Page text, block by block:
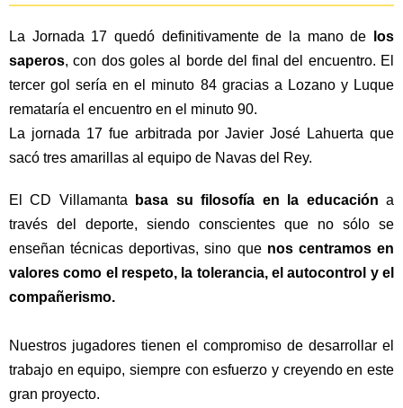
La Jornada 17 quedó definitivamente de la mano de
los
saperos, con dos goles al borde del final del encuentro. El
tercer gol sería en el minuto 84 gracias a Lozano y Luque
remataría el encuentro en el minuto 90.
La jornada 17 fue arbitrada por Javier José Lahuerta que
sacó tres amarillas al equipo de Navas del Rey.
ElCD Villamanta basa su filosofía en la educación a
través del deporte, siendo conscientes que no sólo se
enseñan técnicas deportivas, sino que nos centramos en
valores como el respeto, la tolerancia, el autocontrol y el
compañerismo.
Nuestros jugadores tienen el compromiso de desarrollar el
trabajo en equipo, siempre con esfuerzo y creyendo en este
gran proyecto.